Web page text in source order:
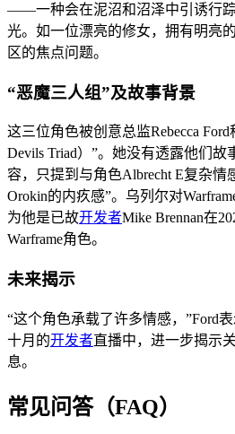
——一种会在泥沼和沼泽中引诱行
光。如一位漂亮的修女，拥有明亮
区的焦点问题。
“恶魔三人组”及故事背景
这三位角色被创意总监Rebecca
Devils Triad）”。她没有透露他们
容，只提到与角色Albrecht E复杂情
Orokin的内疚感”。乌列尔对
为他是已故开发者Mike Brennan在
Warframe角色。
未来揭示
“这个角色承载了许多情感，”Ford
十月的开发者直播中，进一步揭示
息。
常见问答（FAQ）